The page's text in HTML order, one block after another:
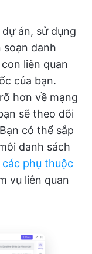
án, sử dụng
soạn danh
liên quan
của bạn.
hơn về mạng
sẽ theo dõi
có thể sắp
danh sách
phụ thuộc
vụ liên quan